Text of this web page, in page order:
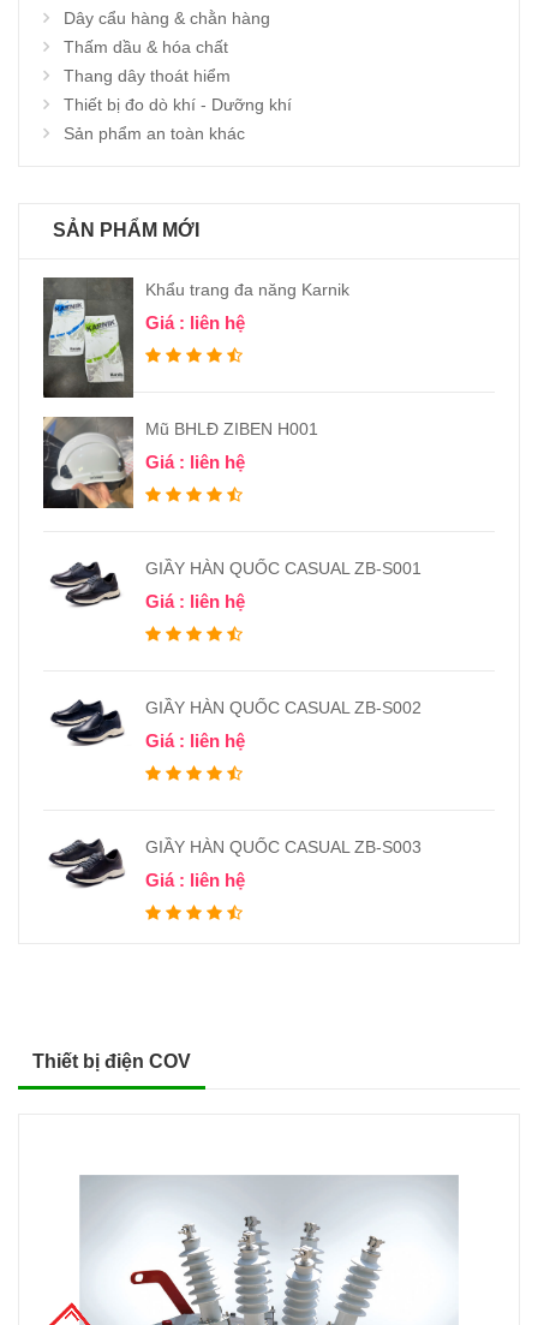
Dây cẩu hàng & chằn hàng
Thấm dầu & hóa chất
Thang dây thoát hiểm
Thiết bị đo dò khí - Dưỡng khí
Sản phẩm an toàn khác
SẢN PHẨM MỚI
Khẩu trang đa năng Karnik
Giá : liên hệ
Mũ BHLĐ ZIBEN H001
Giá : liên hệ
GIẦY HÀN QUỐC CASUAL ZB-S001
Giá : liên hệ
GIẦY HÀN QUỐC CASUAL ZB-S002
Giá : liên hệ
GIẦY HÀN QUỐC CASUAL ZB-S003
Giá : liên hệ
Thiết bị điện COV